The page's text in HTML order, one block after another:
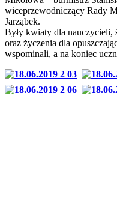
wiceprzewodniczący Rady
Jarząbek.
Były kwiaty dla nauczycieli,
oraz życzenia dla
wspominali, a na koniec